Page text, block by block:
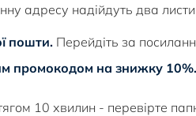
адресу надійдуть два
пошти. Перейдіть за
промокодом на знижку
10 хвилин - перевірте